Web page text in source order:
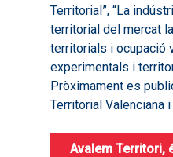
Territorial”, “La
territorial del mercat
territorials i ocupació
experimentals i
Pròximament es
Territorial Valenciana i
Avalem Territori,